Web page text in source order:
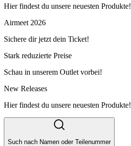
Hier findest du unsere neuesten Produkte!
Airmeet 2026
Sichere dir jetzt dein Ticket!
Stark reduzierte Preise
Schau in unserem Outlet vorbei!
New Releases
Hier findest du unsere neuesten Produkte!
Such nach Namen oder Teilenummer